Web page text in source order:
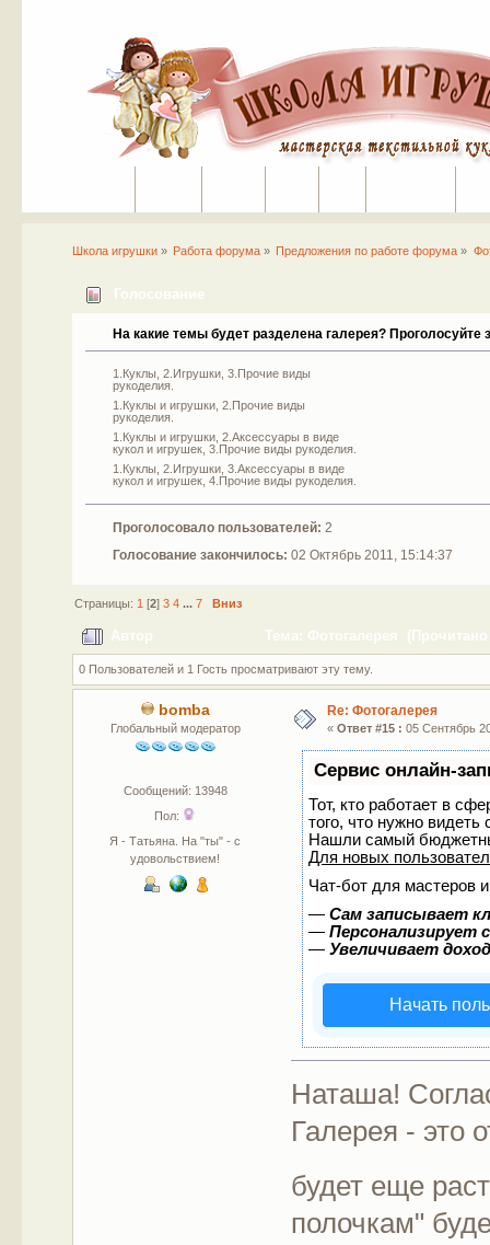
Школа игрушки» Работа форума » Предложения по работе форума »
Голосование
На какие темы будет разделена галерея? Проголосуйте
1.Куклы, 2.Игрушки, 3.Прочие виды
рукоделия.
1.Куклы и игрушки, 2.Прочие виды
рукоделия.
1.Куклы и игрушки, 2.Аксессуары в виде
кукол и игрушек, 3.Прочие виды рукоделия.
1.Куклы, 2.Игрушки, 3.Аксессуары в виде
кукол и игрушек, 4.Прочие виды рукоделия.
Проголосовало пользователей: 2
Голосование закончилось: 02 Октябрь 2011, 15:14:37
Страницы: 1 [2] 3 4 ... 7 Вниз
Автор Тема: Фотогалерея (Прочитано
0 Пользователей и 1 Гость просматривают эту тему.
bomba
Глобальный модератор
Сообщений: 13948
Пол:
Я - Татьяна. На "ты" - с
удовольствием!
Re: Фотогалерея
« Ответ #15 : 05 Сентябрь
Сервис онлайн-
Тот, кто работает в
того, что нужно
Нашли самый
Для новых
Чат-бот для мастеров
—Сам записывает
—Персонализирует
—Увеличивает
Начать
Наташа!
Галерея - это
будет еще
полочкам"